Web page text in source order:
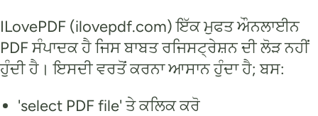
ILovePDF (ilovepdf.com) ਇੱਕ ਮੁਫਤ ਔਨਲਾਈਨ
PDF ਸੰਪਾਦਕ ਹੈ ਜਿਸ ਬਾਬਤ ਰਜਿਸਟ੍ਰੇਸ਼ਨ ਦੀ ਲੋੜ ਨਹੀਂ
ਹੁੰਦੀ ਹੈ। ਇਸਦੀ ਵਰਤੋਂ ਕਰਨਾ ਆਸਾਨ ਹੁੰਦਾ ਹੈ; ਬਸ:
'select PDF file' ਤੇ ਕਲਿਕ ਕਰੋ